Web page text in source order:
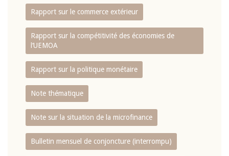
Rapport sur le commerce extérieur
Rapport sur la compétitivité des économies de
l‘UEMOA
Rapport sur la politique monétaire
Note thématique
Note sur la situation de la microfinance
Bulletin mensuel de conjoncture (interrompu)